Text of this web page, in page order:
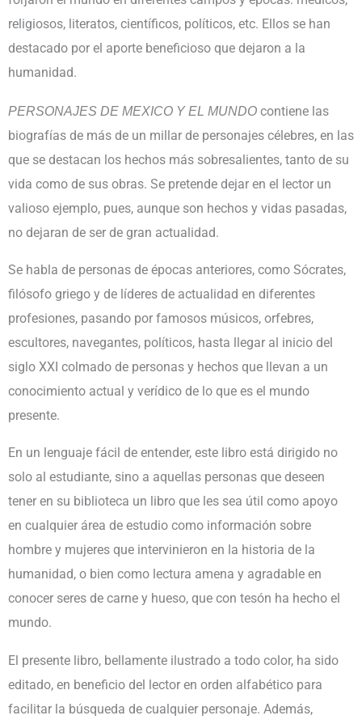
religiosos, literatos, científicos, políticos, etc. Ellos se han
destacado por el aporte beneficioso que dejaron a la
humanidad.
PERSONAJES DE MEXICO Y EL MUNDO contiene las
biografías de más de un millar de personajes célebres, en las
que se destacan los hechos más sobresalientes, tanto de su
vida como de sus obras. Se pretende dejar en el lector un
valioso ejemplo, pues, aunque son hechos y vidas pasadas,
no dejaran de ser de gran actualidad.
Se habla de personas de épocas anteriores, como Sócrates,
filósofo griego y de líderes de actualidad en diferentes
profesiones, pasando por famosos músicos, orfebres,
escultores, navegantes, políticos, hasta llegar al inicio del
siglo XXI colmado de personas y hechos que llevan a un
conocimiento actual y verídico de lo que es el mundo
presente.
En un lenguaje fácil de entender, este libro está dirigido no
solo al estudiante, sino a aquellas personas que deseen
tener en su biblioteca un libro que les sea útil como apoyo
en cualquier área de estudio como información sobre
hombre y mujeres que intervinieron en la historia de la
humanidad, o bien como lectura amena y agradable en
conocer seres de carne y hueso, que con tesón ha hecho el
mundo.
El presente libro, bellamente ilustrado a todo color, ha sido
editado, en beneficio del lector en orden alfabético para
facilitar la búsqueda de cualquier personaje. Además,